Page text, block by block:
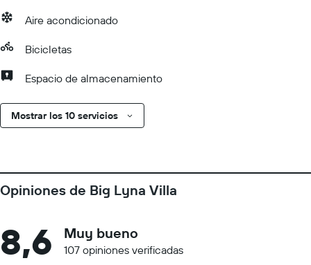
Aire acondicionado
Bicicletas
Espacio de almacenamiento
Mostrar los 10 servicios
Opiniones de Big Lyna Villa
8,6 Muy bueno
107 opiniones verificadas